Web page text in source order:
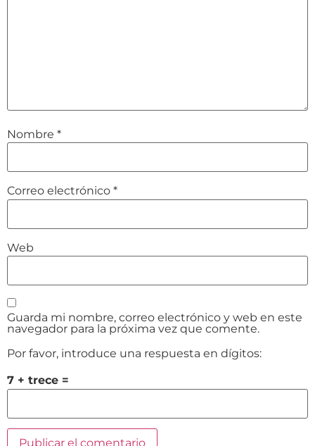
Nombre *
Correo electrónico *
Web
Guarda mi nombre, correo electrónico y web en este
navegador para la próxima vez que comente.
Por favor, introduce una respuesta en dígitos:
7 + trece =